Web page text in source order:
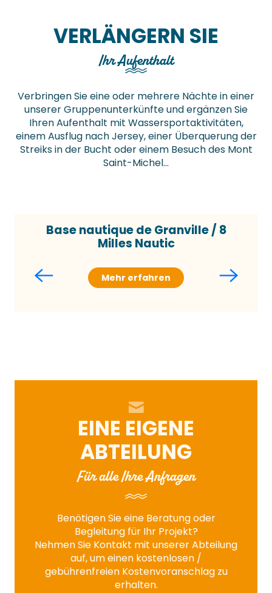
VERLÄNGERN SIE
Ihr Aufenthalt
Verbringen Sie eine oder mehrere Nächte in einer
unserer Gruppenunterkünfte und ergänzen Sie
Ihren Aufenthalt mit Wassersportaktivitäten,
einem Ausflug nach Jersey, einer Überquerung der
Streiks in der Bucht oder einem Besuch des Mont
Saint-Michel…
Base nautique de Granville / 8
Milles Nautic
Mehr erfahren
EINE EIGENE
ABTEILUNG
Für alle Ihre Anfragen
Benötigen Sie eine Beratung oder
Begleitung für Ihr Projekt?
Nehmen Sie Kontakt mit unserer Abteilung
auf, um einen kostenlosen /
gebührenfreien Kostenvoranschlag zu
erhalten.